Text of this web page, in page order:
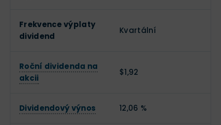
Frekvence výplaty
dividend
Kvartální
Roční dividenda na
akcii
$1,92
Dividendový výnos 12,06 %